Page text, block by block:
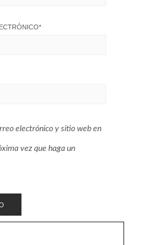
*
electrónico y sitio web en
vez que haga un